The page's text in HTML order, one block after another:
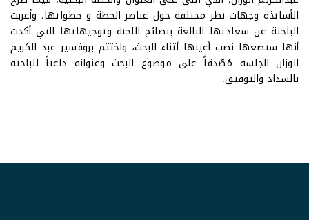
الأساتذة وجهات نظر مختلفة حول عناصر الخطة و خطواتها، وأعربت
الباحثة عن سعادتها البالغة بنصائح اللجنة وتوجيهاتها التي أكدت
أنها ستضعها نصب أعينها أثناء البحث، واختتم بروفسير عبد الكريم
الوزان الجلسة مُصّدقاً على موضوع البحث وعنوانه داعياً للباحثة
بالسداد والتوفيق.